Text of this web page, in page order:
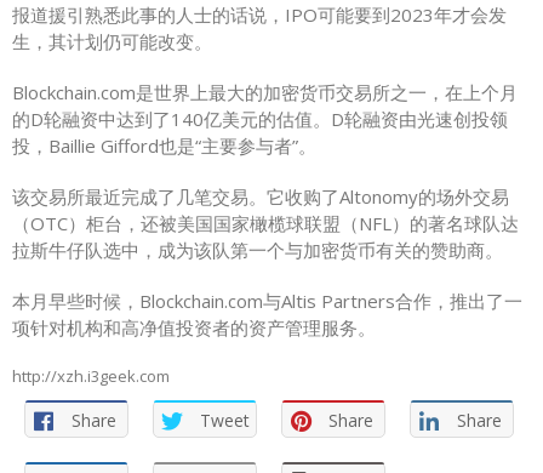
报道援引熟悉此事的人士的话说，IPO可能要到2023年才会发
生，其计划仍可能改变。
Blockchain.com是世界上最大的加密货币交易所之一，在上个月
的D轮融资中达到了140亿美元的估值。D轮融资由光速创投领
投，Baillie Gifford也是“主要参与者”。
该交易所最近完成了几笔交易。它收购了Altonomy的场外交易
（OTC）柜台，还被美国国家橄榄球联盟（NFL）的著名球队达
拉斯牛仔队选中，成为该队第一个与加密货币有关的赞助商。
本月早些时候，Blockchain.com与Altis Partners合作，推出了一
项针对机构和高净值投资者的资产管理服务。
http://xzh.i3geek.com
Share Tweet Share Share